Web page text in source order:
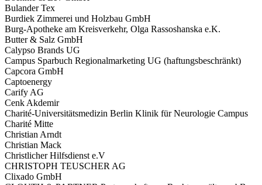
Bulander Tex
Burdiek Zimmerei und Holzbau GmbH
Burg-Apotheke am Kreisverkehr, Olga Rassoshanska e.K.
Butter & Salz GmbH
Calypso Brands UG
Campus Sparbuch Regionalmarketing UG (haftungsbeschränkt)
Capcora GmbH
Captoenergy
Carify AG
Cenk Akdemir
Charité-Universitätsmedizin Berlin Klinik für Neurologie Campus
Charité Mitte
Christian Arndt
Christian Mack
Christlicher Hilfsdienst e.V
CHRISTOPH TEUSCHER AG
Clixado GmbH